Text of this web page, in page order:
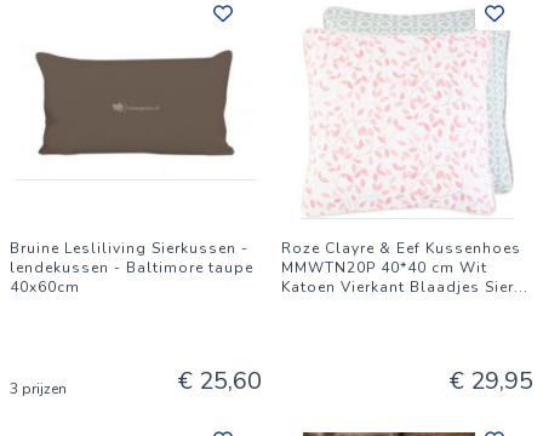
of als decoratief accent in uw tuin! Productspecificaties:
Kleur: Turquoise
Bruine Lesliliving Sierkussen -
lendekussen - Baltimore taupe
40x60cm
3 prijzen € 25,60
Roze Clayre & Eef Kussenhoes
MMWTN20P 40*40 cm Wit
Katoen Vierkant Blaadjes Sier...
€ 29,95